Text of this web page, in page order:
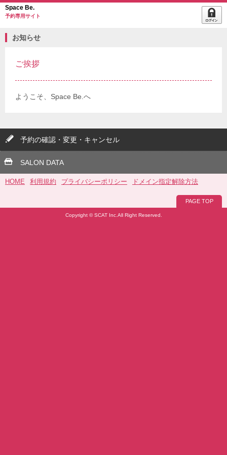
Space Be.
予約専用サイト
お知らせ
ご挨拶
ようこそ、Space Be.へ
予約の確認・変更・キャンセル
SALON DATA
HOME 利用規約 プライバシーポリシー ドメイン指定解除方法
PAGE TOP
Copyright © SCAT Inc.All Right Reserved.